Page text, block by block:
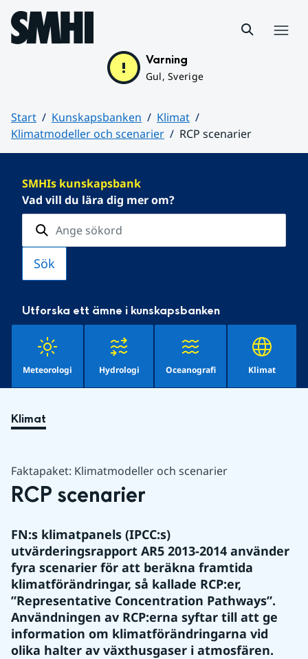
Hoppa till sidans innehåll
Varning
Gul, Sverige
Start Kunskapsbanken
Klimat
Klimatmodeller och scenarier
RCP scenarier
SMHIs kunskapsbank
Vad vill du lära dig mer om?
Utforska ett ämne i kunskapsbanken
Meteorologi Hydrologi Oceanografi Klimat
Klimat
Faktapaket: Klimatmodeller och scenarier
RCP scenarier
FN:s klimatpanels (IPCC:s)
utvärderingsrapport AR5 2013-2014 använder
fyra scenarier för att beräkna framtida
klimatförändringar, så kallade RCP:er,
”Representative Concentration Pathways”.
Användningen av RCP:erna syftar till att ge
information om klimatförändringarna vid
olika halter av växthusgaser i atmosfären.